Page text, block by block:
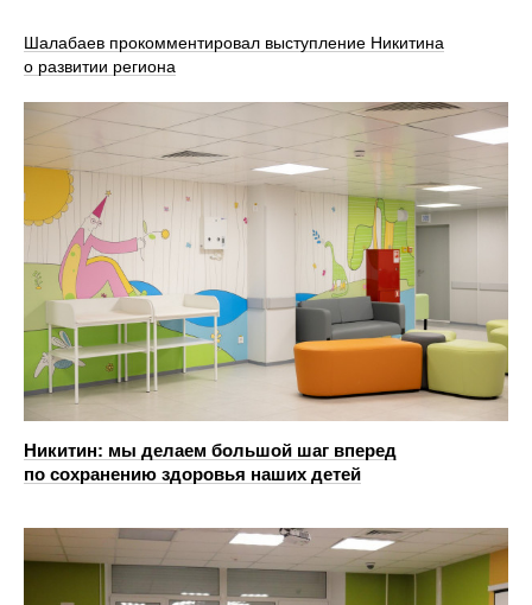
Шалабаев прокомментировал выступление Никитина
о развитии региона
Никитин: мы делаем большой шаг вперед
по сохранению здоровья наших детей